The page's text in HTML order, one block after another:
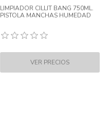
LIMPIADOR CILLIT BANG 750ML.
PISTOLA MANCHAS HUMEDAD